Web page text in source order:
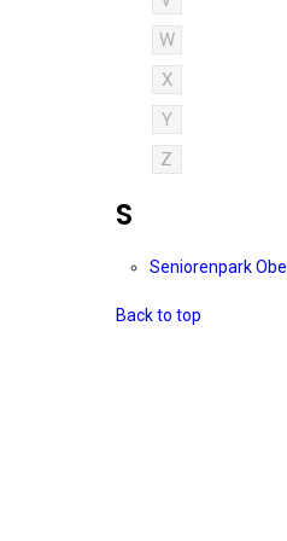
W
X
Y
Z
S
Seniorenpark
Back to top